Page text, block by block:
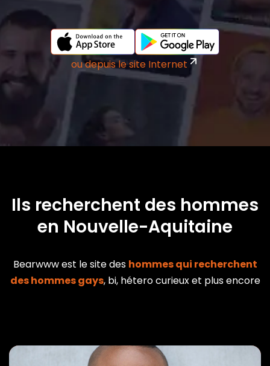
ou depuis le site Internet
Ils recherchent des hommes
en Nouvelle-Aquitaine
Bearwww est le site des hommes qui recherchent
des hommes gays, bi, hétero curieux et plus encore